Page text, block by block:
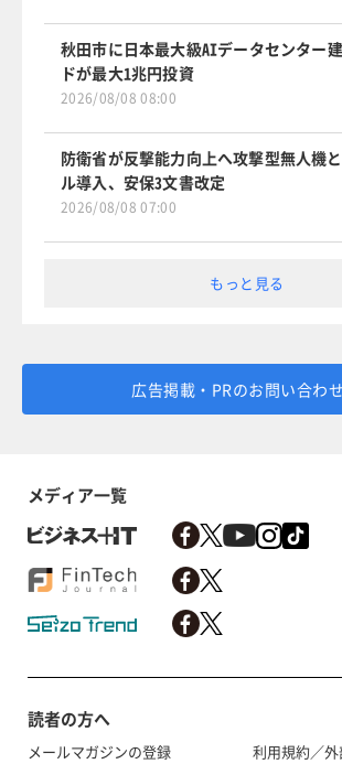
秋田市に日本最大級AIデータセンター建
ドが最大1兆円投資
2026/08/08 08:00
防衛省が反撃能力向上へ攻撃型無人機
ル導入、安保3文書改定
2026/08/08 07:00
もっと見る
広告掲載・PRのお問い合わせ
メディア一覧
読者の方へ
メールマガジンの登録
利用規約／